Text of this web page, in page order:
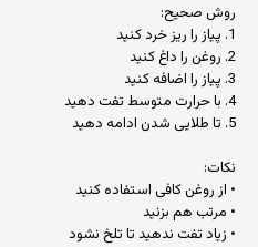
روش صحیح:
1. پیاز را ریز خرد کنید
2. روغن را داغ کنید
3. پیاز را اضافه کنید
4. با حرارت متوسط تفت دهید
5. تا طلایی شدن ادامه دهید
نکات:
• از روغن کافی استفاده کنید
• مرتب هم بزنید
• زیاد تفت ندهید تا تلخ نشود